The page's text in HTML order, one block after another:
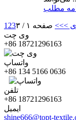
مطلب
1 23 >
>> صفحه ۱ / ۳
وی چت
‎+86 18721296163‎
واتساپ
‎+86 134 5166 0636‎
تلفن
‎+86 18721296163‎
ایمیل
shine666@topt-